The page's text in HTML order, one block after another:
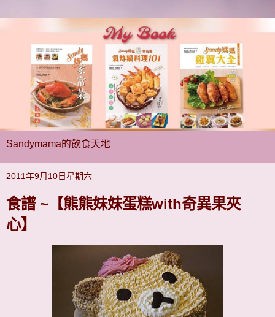
Sandymama的飲食天地
2011年9月10日星期六
食譜 ~【熊熊妹妹蛋糕with奇異果夾
心】